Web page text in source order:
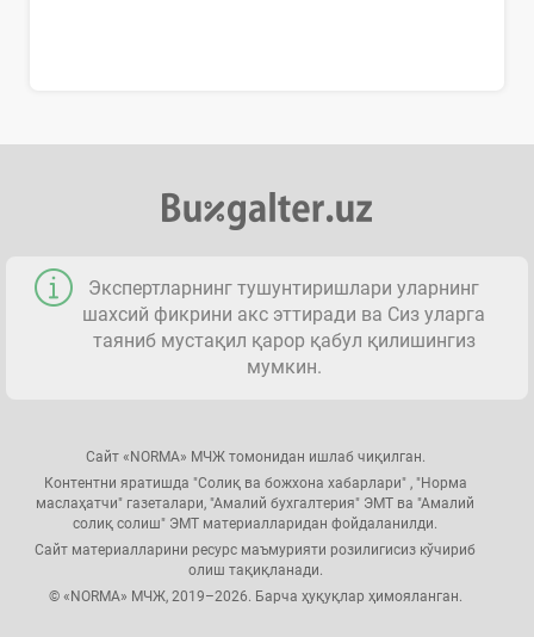
Экспертларнинг тушунтиришлари уларнинг
шахсий фикрини акс эттиради ва Сиз уларга
таяниб мустақил қарор қабул қилишингиз
мумкин.
Сайт «NORMA» МЧЖ томонидан ишлаб чиқилган.
Контентни яратишда "Солиқ ва божхона хабарлари" , "Норма
маслаҳатчи" газеталари, "Амалий бухгалтерия" ЭМТ ва "Амалий
солиқ солиш" ЭМТ материалларидан фойдаланилди.
Сайт материалларини ресурс маъмурияти розилигисиз кўчириб
олиш тақиқланади.
© «NORMA» МЧЖ, 2019–2026. Барча ҳуқуқлар ҳимояланган.